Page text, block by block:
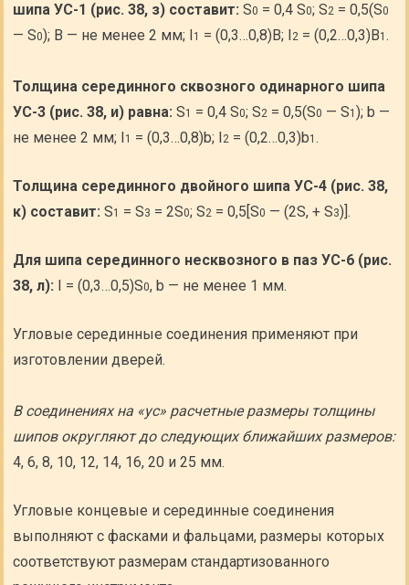
шипа УС-1 (рис. 38, з) составит:S0 = 0,4 S0; S2 = 0,5(S0
— S0); В — не менее 2 мм; I1 = (0,3…0,8)В; I2 = (0,2…0,3)B1.
Толщина серединного сквозного одинарного шипа
УС-3 (рис. 38, и) равна: S1 = 0,4 S0; S2 = 0,5(S0 — S1 ); b —
не менее 2 мм; I1 = (0,3…0,8)b; I2 = (0,2…0,3)b1.
Толщина серединного двойного шипа УС-4 (рис. 38,
к) составит: S1 = S3 = 2S0; S2 = 0,5[S0 — (2S, + S3)].
Для шипа серединного несквозного в паз УС-6 (рис.
38, л): I = (0,3…0,5)S0, b — не менее 1 мм.
Угловые серединные соединения применяют при
изготовлении дверей.
В соединениях на «ус» расчетные размеры толщины
шипов округляют до следующих ближайших размеров:
4, 6, 8, 10, 12, 14, 16, 20 и 25 мм.
Угловые концевые и серединные соединения
выполняют с фасками и фальцами, размеры которых
соответствуют размерам стандартизованного